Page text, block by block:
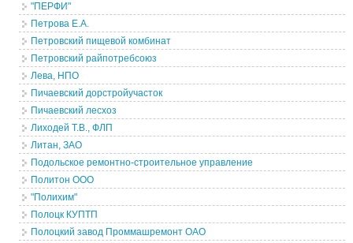
"ПЕРФИ"
Петрова Е.А.
Петровский пищевой комбинат
Петровский райпотребсоюз
Лева, НПО
Пичаевский дорстройучасток
Пичаевский лесхоз
Лиходей Т.В., ФЛП
Литан, ЗАО
Подольское ремонтно-строительное управление
Политон ООО
"Полихим"
Полоцк КУПТП
Полоцкий завод Проммашремонт ОАО